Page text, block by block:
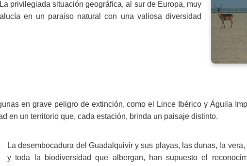
privilegiada situación geográfica, al sur de Europa, muy
en un paraíso natural con una valiosa diversidad
en grave peligro de extinción, como el Lince Ibérico y Águila
en un territorio que, cada estación, brinda un paisaje distinto.
La desembocadura del Guadalquivir y sus playas, las dunas, la
y toda la biodiversidad que albergan, han supuesto el